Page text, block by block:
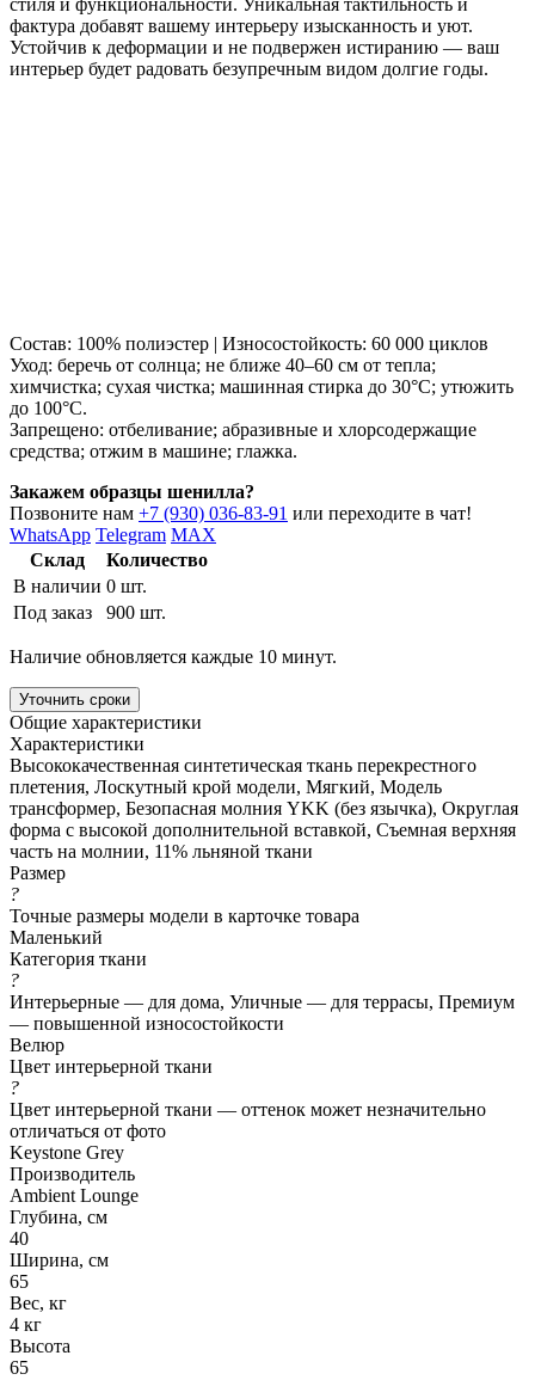
стиля и функциональности. Уникальная тактильность и
фактура добавят вашему интерьеру изысканность и уют.
Устойчив к деформации и не подвержен истиранию — ваш
интерьер будет радовать безупречным видом долгие годы.
Состав: 100% полиэстер | Износостойкость: 60 000 циклов
Уход: беречь от солнца; не ближе 40–60 см от тепла;
химчистка; сухая чистка; машинная стирка до 30°C; утюжить
до 100°C.
Запрещено: отбеливание; абразивные и хлорсодержащие
средства; отжим в машине; глажка.
Закажем образцы шенилла?
Позвоните нам +7 (930) 036-83-91 или переходите в чат!
WhatsApp Telegram MAX
Склад
Количество
В наличии 0 шт.
Под заказ
900 шт.
Наличие обновляется каждые 10 минут.
Уточнить сроки
Общие характеристики
Характеристики
Высококачественная синтетическая ткань перекрестного
плетения, Лоскутный крой модели, Мягкий, Модель
трансформер, Безопасная молния YKK (без язычка), Округлая
форма с высокой дополнительной вставкой, Съемная верхняя
часть на молнии, 11% льняной ткани
Размер
?
Точные размеры модели в карточке товара
Маленький
Категория ткани
?
Интерьерные — для дома, Уличные — для террасы, Премиум
— повышенной износостойкости
Велюр
Цвет интерьерной ткани
?
Цвет интерьерной ткани — оттенок может незначительно
отличаться от фото
Keystone Grey
Производитель
Ambient Lounge
Глубина, см
40
Ширина, см
65
Вес, кг
4 кг
Высота
65